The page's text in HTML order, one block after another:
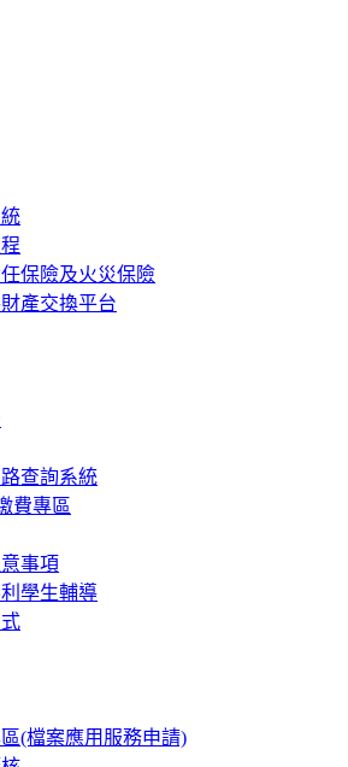
保險及火災保險
產交換平台
查詢系統
費專區
事項
學生輔導
(檔案應用服務申請)